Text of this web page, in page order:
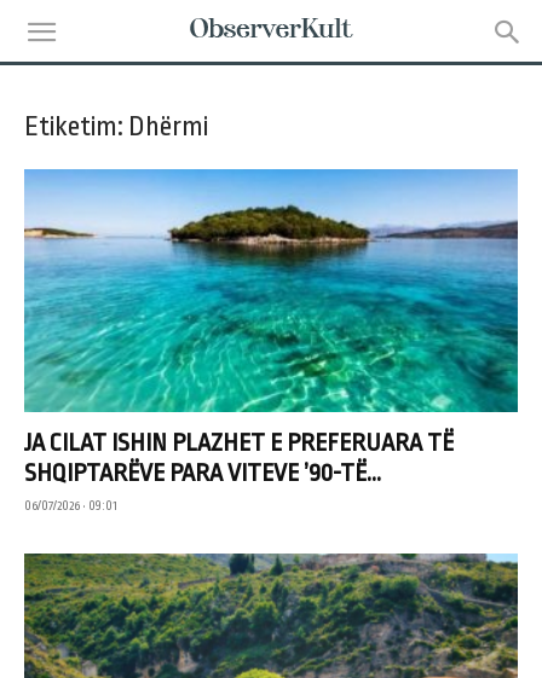
Etiketim: Dhërmi
JA CILAT ISHIN PLAZHET E PREFERUARA TË
SHQIPTARËVE PARA VITEVE ’90-TË...
06/07/2026 • 09:01